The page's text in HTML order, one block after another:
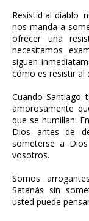
Resistid al diablo
nos manda a
ofrecer una
necesitamos
siguen
cómo es resistir al
Cuando Santiago
amorosamente
que se humillan.
Dios antes de
someterse a
vosotros.
Somos
Satanás sin
usted puede